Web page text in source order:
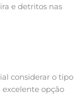
e detritos nas
considerar o tipo
opção